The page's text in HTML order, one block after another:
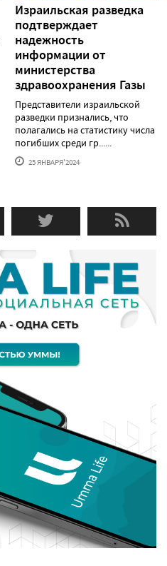
Израильская разведка
подтверждает
надежность
информации от
министерства
здравоохранения Газы
Представители израильской
разведки признались, что
полагались на статистику числа
погибших среди гр......
25 ЯНВАРЯ'2024